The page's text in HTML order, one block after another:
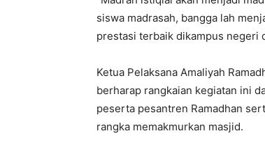
siswa madrasah, bangga lah
prestasi terbaik dikampus negeri
Ketua Pelaksana Amaliyah
berharap rangkaian kegiatan ini
peserta pesantren Ramadhan
rangka memakmurkan masjid.